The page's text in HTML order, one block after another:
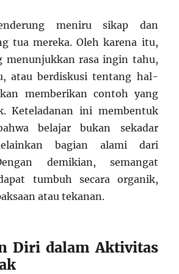
meniru sikap dan
tua mereka. Oleh karena itu,
menunjukkan rasa ingin tahu,
atau berdiskusi tentang hal-
memberikan contoh yang
Keteladanan ini membentuk
belajar bukan sekadar
bagian alami dari
demikian, semangat
tumbuh secara organik,
atau tekanan.
Diri dalam Aktivitas